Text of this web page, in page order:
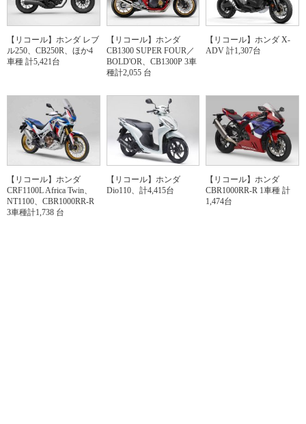
【リコール】ホンダ レブ
ル250、CB250R、ほか4
車種 計5,421台
【リコール】ホンダ
CB1300 SUPER FOUR／
BOLD'OR、CB1300P 3車
種計2,055 台
【リコール】ホンダ X-
ADV 計1,307台
【リコール】ホンダ
CRF1100L Africa Twin、
NT1100、CBR1000RR-R
3車種計1,738 台
【リコール】ホンダ
Dio110、計4,415台
【リコール】ホンダ
CBR1000RR-R 1車種 計
1,474台